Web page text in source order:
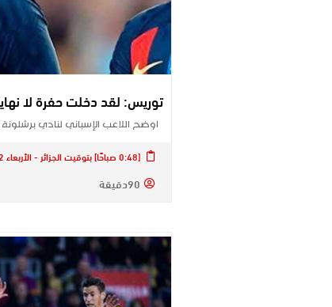
توريس: لقد دخلت حفرة لا
اوضح اللاعب الإسباني لنادي
[0:48 صباحًا] بتوقيت الجزائر - الأربعاء 22 فبراير 2023
90دقيقة